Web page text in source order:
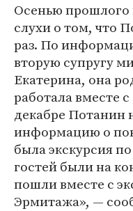
Осенью
слухи о том, что
раз. По
вторую супругу
Екатерина, она
работала вместе
декабре Потанин
информацию о
была экскурсия
гостей были на
пошли вместе с
Эрмитажа», —